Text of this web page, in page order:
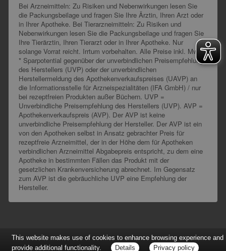
Bei Arzneimitteln: Zu Risiken und Nebenwirkungen lesen Sie
die Packungsbeilage und fragen Sie Ihre Ärztin, Ihren Arzt oder
in Ihrer Apotheke. Bei Tierarzneimitteln: Zu Risiken und
Nebenwirkungen lesen Sie die Packungsbeilage und fragen Sie
Ihre Tierärztin, Ihren Tierarzt oder in Ihrer Apotheke. Nur
solange Vorrat reicht. Irrtum vorbehalten. Alle Preise inkl. MwSt.
* Sparpotential gegenüber der unverbindlichen Preisempfehlung
des Herstellers (UVP) oder der unverbindlichen
Herstellermeldung des Apothekenverkaufspreises (UAVP) an
die Informationsstelle für Arzneispezialitäten (IFA GmbH) / nur
bei rezeptfreien Produkten außer Büchern. UVP =
Unverbindliche Preisempfehlung des Herstellers (UVP). AVP =
Apothekenverkaufspreis (AVP). Der AVP ist keine
unverbindliche Preisempfehlung der Hersteller. Der AVP ist ein
von den Apotheken selbst in Ansatz gebrachter Preis für
rezeptfreie Arzneimittel, der in der Höhe dem für Apotheken
verbindlichen Arzneimittel Abgabepreis entspricht, zu dem eine
Apotheke in bestimmten Fällen das Produkt mit der
gesetzlichen Krankenversicherung abrechnet. Im Gegensatz
zum AVP ist die gebräuchliche UVP eine Empfehlung der
Hersteller.
This website makes use of cookies to enhance browsing experience and
provide additional functionality.
Details Privacy policy